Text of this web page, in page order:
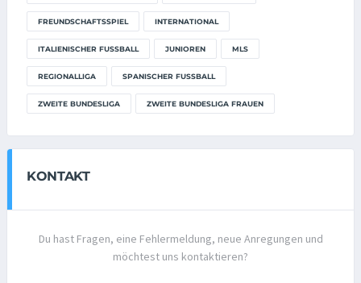
FREUNDSCHAFTSSPIEL INTERNATIONAL
ITALIENISCHER FUSSBALL JUNIOREN MLS
REGIONALLIGA SPANISCHER FUSSBALL
ZWEITE BUNDESLIGA ZWEITE BUNDESLIGA FRAUEN
KONTAKT
Du hast Fragen, eine Fehlermeldung, neue Anregungen und
möchtest uns kontaktieren?